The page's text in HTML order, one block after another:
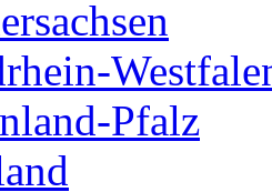
Pfalz